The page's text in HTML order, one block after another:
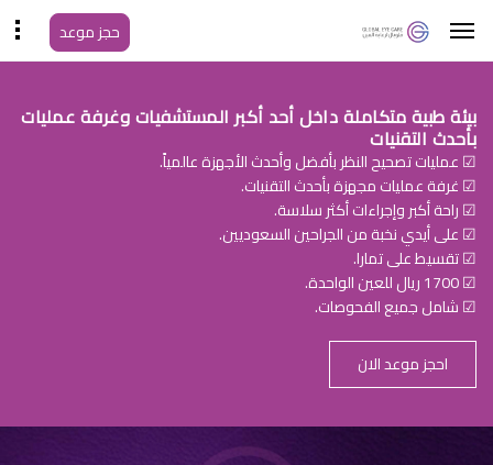
حجز موعد
بيئة طبية متكاملة داخل أحد أكبر المستشفيات وغرفة عمليات
بأحدث التقنيات
☑ عمليات تصحيح النظر بأفضل وأحدث الأجهزة عالمياً.
☑ غرفة عمليات مجهزة بأحدث التقنيات.
☑ راحة أكبر وإجراءات أكثر سلاسة.
☑ على أيدي نخبة من الجراحين السعوديين.
☑ تقسيط على تمارا.
☑ 1700 ريال للعين الواحدة.
☑ شامل جميع الفحوصات.
احجز موعد الان